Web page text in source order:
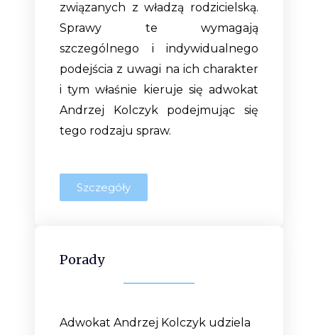
związanych z władzą rodzicielską.
Sprawy te wymagają
szczególnego i indywidualnego
podejścia z uwagi na ich charakter
i tym właśnie kieruje się adwokat
Andrzej Kolczyk podejmując się
tego rodzaju spraw.
Szczegóły
Porady
Adwokat Andrzej Kolczyk udziela